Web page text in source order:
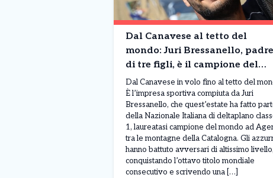
Dal Canavese al tetto del
mondo: Juri Bressanello, padre
di tre figli, è il campione del
mondo di deltaplano
Dal Canavese in volo fino al tetto del
È l’impresa sportiva compiuta da Juri
Bressanello, che quest’estate ha fatto
della Nazionale Italiana di deltaplano
1, laureatasi campione del mondo ad
tra le montagne della Catalogna. Gli
hanno battuto avversari di altissimo livello,
conquistando l’ottavo titolo mondiale
consecutivo e scrivendo una […]